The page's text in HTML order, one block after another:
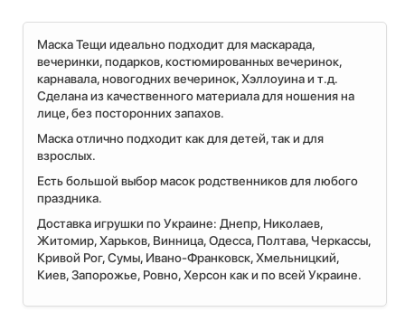
Маска Тещи идеально подходит для маскарада,
вечеринки, подарков, костюмированных вечеринок,
карнавала, новогодних вечеринок, Хэллоуина и т.д.
Сделана из качественного материала для ношения на
лице, без посторонних запахов.
Маска отлично подходит как для детей, так и для
взрослых.
Есть большой выбор масок родственников для любого
праздника.
Доставка игрушки по Украине: Днепр, Николаев,
Житомир, Харьков, Винница, Одесса, Полтава, Черкассы,
Кривой Рог, Сумы, Ивано-Франковск, Хмельницкий,
Киев, Запорожье, Ровно, Херсон как и по всей Украине.